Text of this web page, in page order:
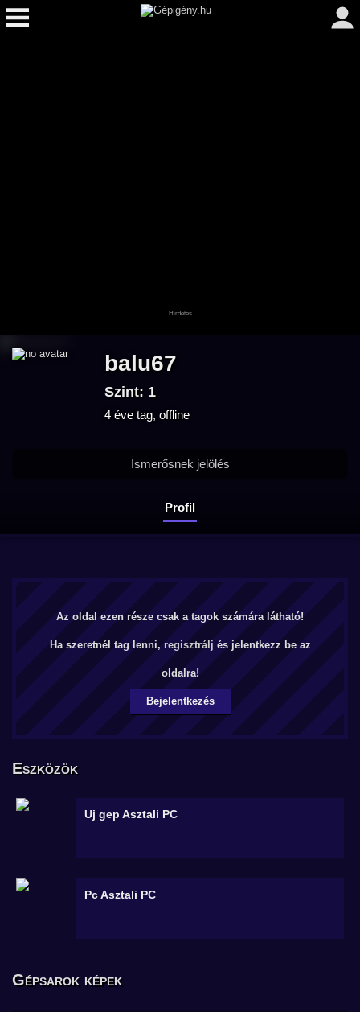
balu67
Szint: 1
4 éve tag, offline
Profil
Ismerősnek jelölés
Az oldal ezen része csak a tagok számára látható!
Ha szeretnél tag lenni, regisztrálj és jelentkezz be az
oldalra!
Bejelentkezés
Eszközök
Uj gep Asztali PC
PcAsztali PC
Gépsarok képek